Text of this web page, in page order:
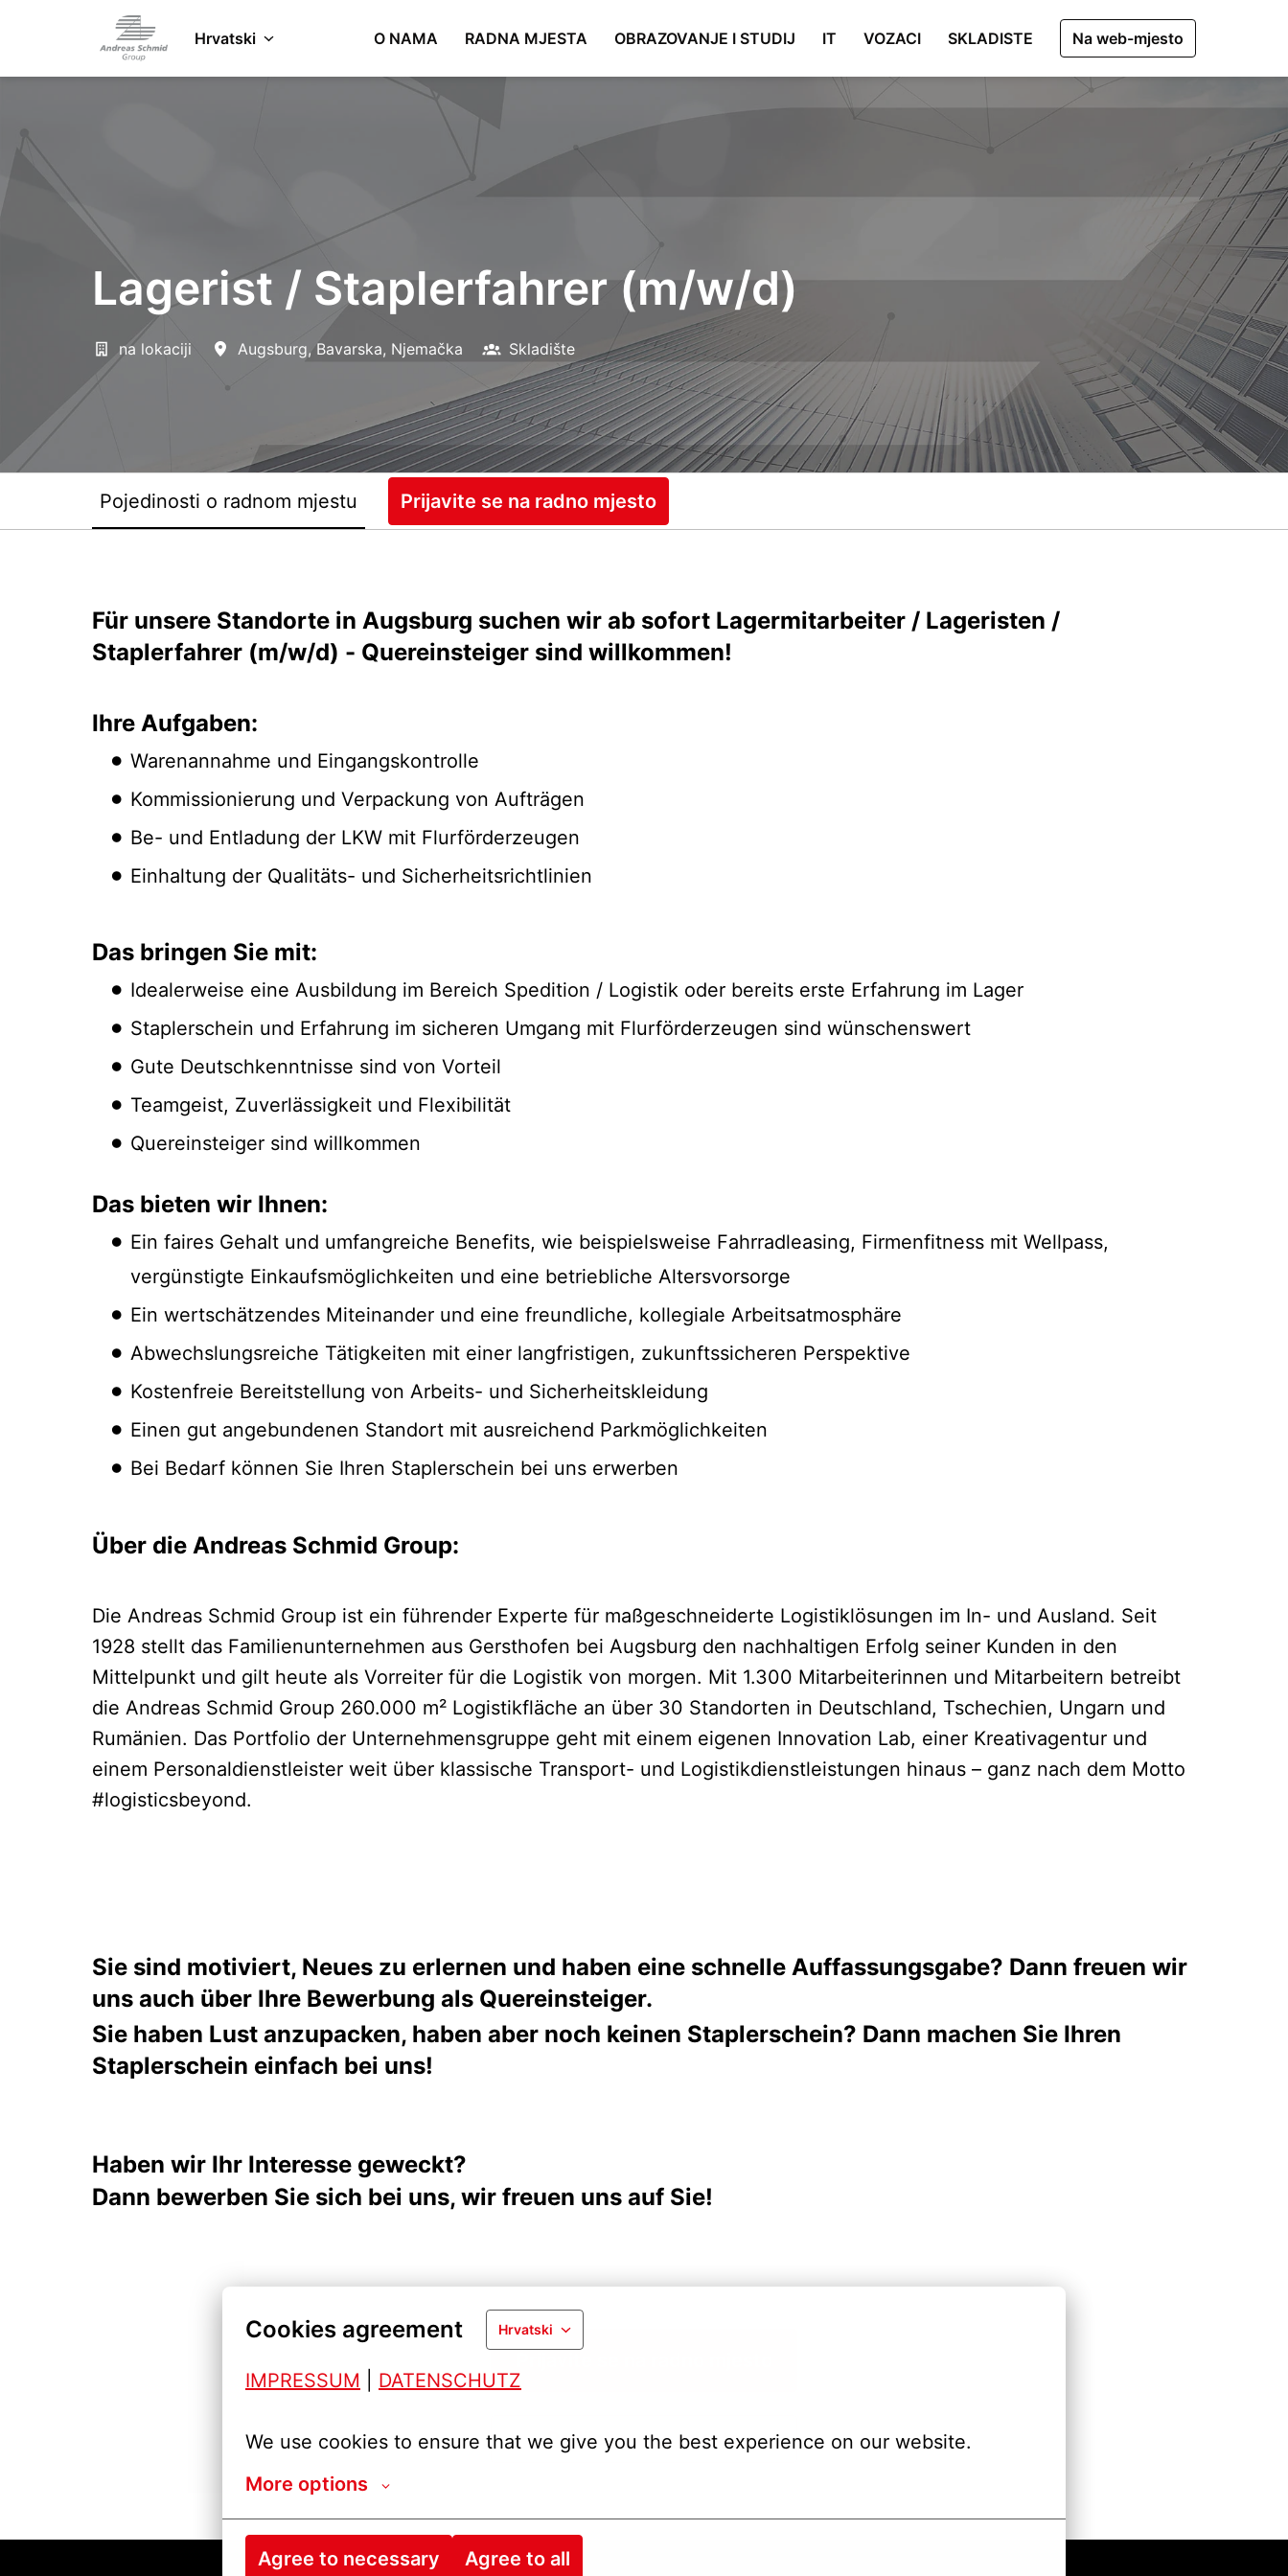
Cookies agreement Hrvatski
IMPRESSUM DATENSCHUTZ
We use cookies to ensure that we give you the best experience on our website.
More options
Agree to necessary Agree to all
Startseite
Hrvatski O NAMA RADNA MJESTA OBRAZOVANJE I STUDIJ IT VOZACI SKLADISTE Na web-mjesto
Lagerist / Staplerfahrer (m/w/d)
na lokaciji Augsburg, Bavarska, Njemačka Skladište
Pojedinosti o radnom mjestu Prijavite se na radno mjesto
Für unsere Standorte in Augsburg suchen wir ab sofort Lagermitarbeiter / Lageristen /
Staplerfahrer (m/w/d) - Quereinsteiger sind willkommen!
Ihre Aufgaben:
Warenannahme und Eingangskontrolle
Kommissionierung und Verpackung von Aufträgen
Be- und Entladung der LKW mit Flurförderzeugen
Einhaltung der Qualitäts- und Sicherheitsrichtlinien
Das bringen Sie mit:
Idealerweise eine Ausbildung im Bereich Spedition / Logistik oder bereits erste Erfahrung im Lager
Staplerschein und Erfahrung im sicheren Umgang mit Flurförderzeugen sind wünschenswert
Gute Deutschkenntnisse sind von Vorteil
Teamgeist, Zuverlässigkeit und Flexibilität
Quereinsteiger sind willkommen
Das bieten wir Ihnen:
Ein faires Gehalt und umfangreiche Benefits, wie beispielsweise Fahrradleasing, Firmenfitness mit Wellpass,
vergünstigte Einkaufsmöglichkeiten und eine betriebliche Altersvorsorge
Ein wertschätzendes Miteinander und eine freundliche, kollegiale Arbeitsatmosphäre
Abwechslungsreiche Tätigkeiten mit einer langfristigen, zukunftssicheren Perspektive
Kostenfreie Bereitstellung von Arbeits- und Sicherheitskleidung
Einen gut angebundenen Standort mit ausreichend Parkmöglichkeiten
Bei Bedarf können Sie Ihren Staplerschein bei uns erwerben
Über die Andreas Schmid Group:
Die Andreas Schmid Group ist ein führender Experte für maßgeschneiderte Logistiklösungen im In- und Ausland. Seit
1928 stellt das Familienunternehmen aus Gersthofen bei Augsburg den nachhaltigen Erfolg seiner Kunden in den
Mittelpunkt und gilt heute als Vorreiter für die Logistik von morgen. Mit 1.300 Mitarbeiterinnen und Mitarbeitern betreibt
die Andreas Schmid Group 260.000 m² Logistikfläche an über 30 Standorten in Deutschland, Tschechien, Ungarn und
Rumänien. Das Portfolio der Unternehmensgruppe geht mit einem eigenen Innovation Lab, einer Kreativagentur und
einem Personaldienstleister weit über klassische Transport- und Logistikdienstleistungen hinaus – ganz nach dem Motto
#logisticsbeyond.
Sie sind motiviert, Neues zu erlernen und haben eine schnelle Auffassungsgabe? Dann freuen wir
uns auch über Ihre Bewerbung als Quereinsteiger.
Sie haben Lust anzupacken, haben aber noch keinen Staplerschein? Dann machen Sie Ihren
Staplerschein einfach bei uns!
Haben wir Ihr Interesse geweckt?
Dann bewerben Sie sich bei uns, wir freuen uns auf Sie!
Podijeli radno mjesto